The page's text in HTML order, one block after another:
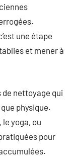
une étape
et mener à
de nettoyage qui
physique.
yoga, ou
pour